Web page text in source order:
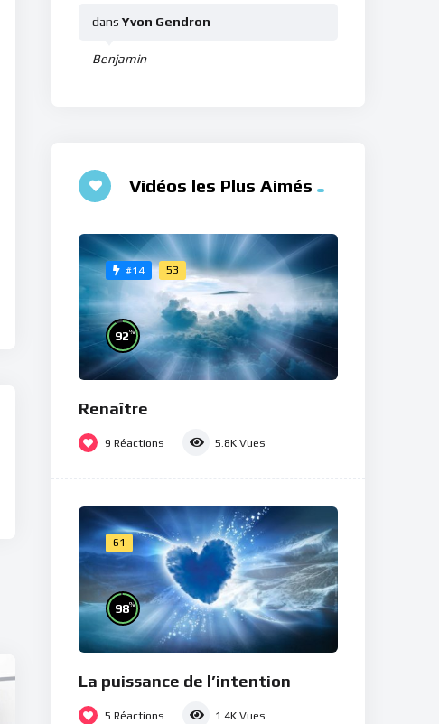
Benjamin
dansYvon Gendron
Vidéos les Plus Aimés
#14 53
92%
Renaître
9 Réactions 5.8K Vues
61
98%
La puissance de l’intention
5 Réactions 1.4K Vues